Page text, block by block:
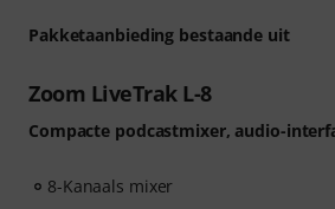
Pakketaanbieding bestaande uit
Zoom LiveTrak L-8
Compacte podcastmixer, audio-
8-Kanaals mixer